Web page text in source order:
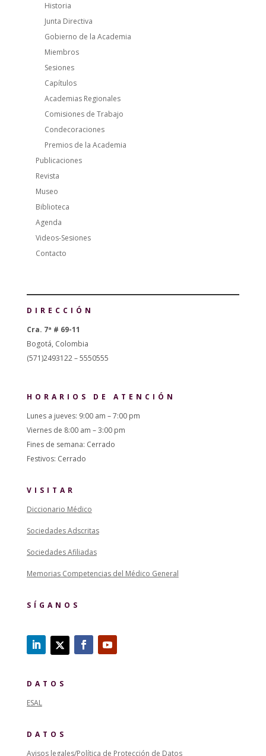
Historia
Junta Directiva
Gobierno de la Academia
Miembros
Sesiones
Capítulos
Academias Regionales
Comisiones de Trabajo
Condecoraciones
Premios de la Academia
Publicaciones
Revista
Museo
Biblioteca
Agenda
Videos-Sesiones
Contacto
DIRECCIÓN
Cra. 7ª # 69-11
Bogotá, Colombia
(571)2493122 – 5550555
HORARIOS DE ATENCIÓN
Lunes a jueves: 9:00 am – 7:00 pm
Viernes de 8:00 am – 3:00 pm
Fines de semana: Cerrado
Festivos: Cerrado
VISITAR
Diccionario Médico
Sociedades Adscritas
Sociedades Afiliadas
Memorias Competencias del Médico General
SÍGANOS
DATOS
ESAL
DATOS
Avisos legales/Política de Protección de Datos